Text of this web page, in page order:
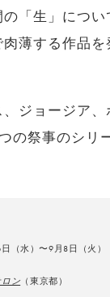
「生」につい
薄する作品を
ジョージア、
の祭事のシリ
（水）〜9月8日（火）
ン （東京都）